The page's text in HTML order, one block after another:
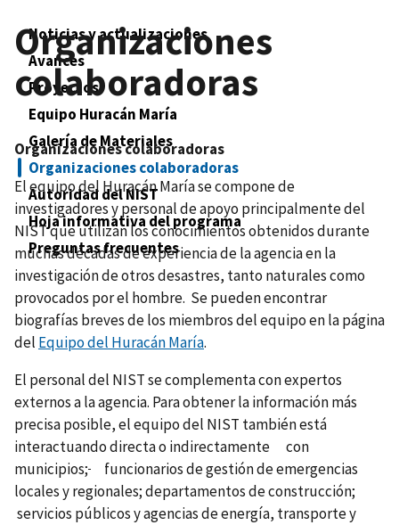
Noticias y actualizaciones
Avances
Proyectos
Equipo Huracán María
Galería de Materiales
Organizaciones colaboradoras
Autoridad del NIST
Hoja informativa del programa
Preguntas frecuentes
Organizaciones
colaboradoras
Organizaciones colaboradoras
El equipo del Huracán María se compone de
investigadores y personal de apoyo principalmente del
NIST que utilizan los conocimientos obtenidos durante
muchas décadas de experiencia de la agencia en la
investigación de otros desastres, tanto naturales como
provocados por el hombre. Se pueden encontrar
biografías breves de los miembros del equipo en la página
del Equipo del Huracán María.
El personal del NIST se complementa con expertos
externos a la agencia. Para obtener la información más
precisa posible, el equipo del NIST también está
interactuando directa o indirectamente
con
municipios;
funcionarios de gestión de emergencias
locales y regionales; departamentos de construcción;
servicios públicos y agencias de energía, transporte y